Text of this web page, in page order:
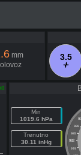
mm
3.5
Min
1019.6 hPa
Trenutno
30.11 inHg
988
985
982
979